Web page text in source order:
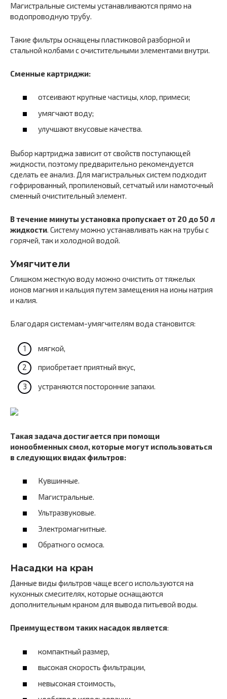
Магистральные системы устанавливаются прямо на
водопроводную трубу.
Такие фильтры оснащены пластиковой разборной и
стальной колбами с очистительными элементами внутри.
Сменные картриджи:
отсеивают крупные частицы, хлор, примеси;
умягчают воду;
улучшают вкусовые качества.
Выбор картриджа зависит от свойств поступающей
жидкости, поэтому предварительно рекомендуется
сделать ее анализ. Для магистральных систем подходит
гофрированный, пропиленовый, сетчатый или намоточный
сменный очистительный элемент.
В течение минуты установка пропускает от 20 до 50 л
жидкости. Систему можно устанавливать как на трубы с
горячей, так и холодной водой.
Умягчители
Слишком жесткую воду можно очистить от тяжелых
ионов магния и кальция путем замещения на ионы натрия
и калия.
Благодаря системам-умягчителям вода становится:
мягкой,
приобретает приятный вкус,
устраняются посторонние запахи.
Такая задача достигается при помощи
ионообменных смол, которые могут использоваться
в следующих видах фильтров:
Кувшинные.
Магистральные.
Ультразвуковые.
Электромагнитные.
Обратного осмоса.
Насадки на кран
Данные виды фильтров чаще всего используются на
кухонных смесителях, которые оснащаются
дополнительным краном для вывода питьевой воды.
Преимуществом таких насадок является:
компактный размер,
высокая скорость фильтрации,
невысокая стоимость,